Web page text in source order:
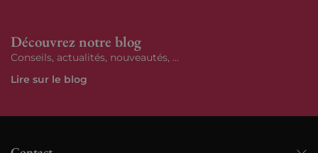
Découvrez notre blog
Conseils, actualités, nouveautés, ...
Lire sur le blog